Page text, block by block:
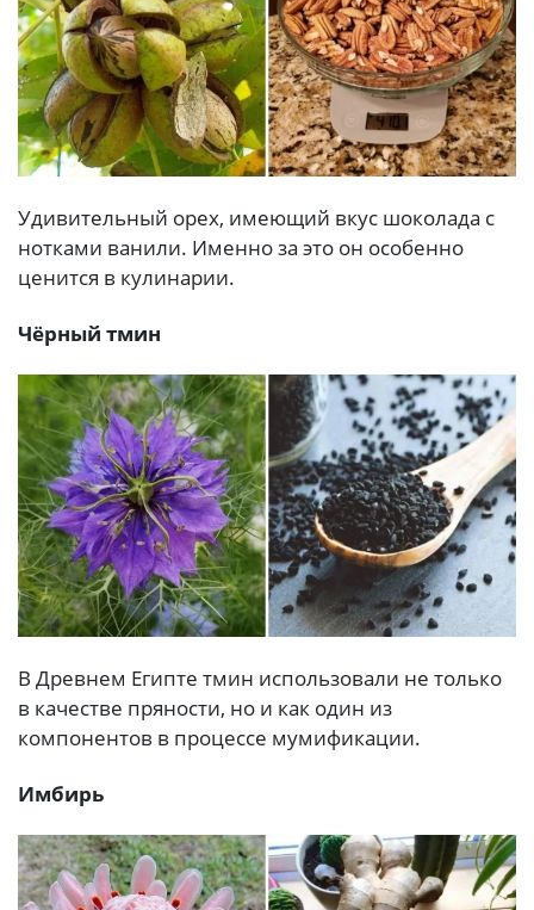
Удивительный орех, имеющий вкус шоколада с
нотками ванили. Именно за это он особенно
ценится в кулинарии.
Чёрный тмин
В Древнем Египте тмин использовали не только
в качестве пряности, но и как один из
компонентов в процессе мумификации.
Имбирь